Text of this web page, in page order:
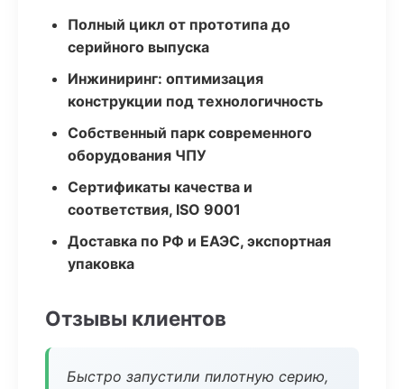
Полный цикл от прототипа до
серийного выпуска
Инжиниринг: оптимизация
конструкции под технологичность
Собственный парк современного
оборудования ЧПУ
Сертификаты качества и
соответствия, ISO 9001
Доставка по РФ и ЕАЭС, экспортная
упаковка
Отзывы клиентов
Быстро запустили пилотную серию,